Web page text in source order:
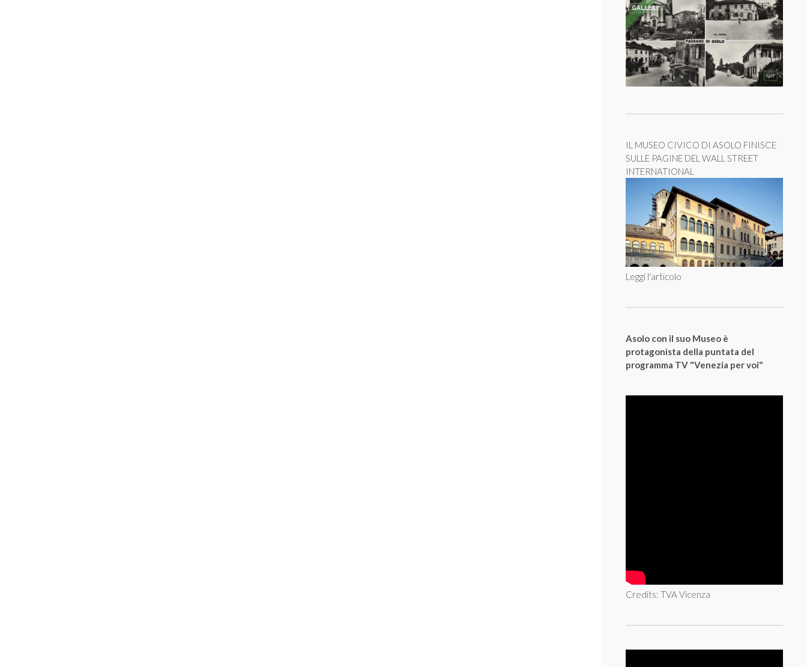
IL MUSEO CIVICO DI ASOLO FINISCE
SULLE PAGINE DEL WALL STREET
INTERNATIONAL
Leggi l'articolo
Asolo con il suo Museo è
protagonista della puntata del
programma TV "Venezia per voi"
Credits: TVA Vicenza